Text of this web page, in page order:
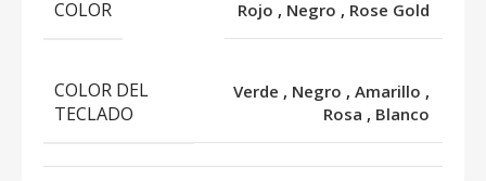
COLOR Rojo , Negro , Rose Gold
COLOR DEL
TECLADO
Verde , Negro , Amarillo ,
Rosa , Blanco